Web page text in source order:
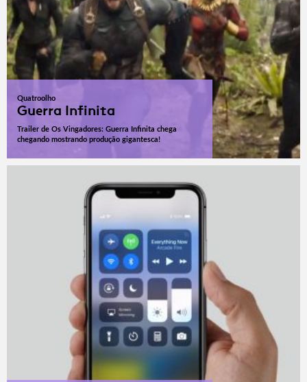
Quatroolho
Guerra Infinita
Trailer de Os Vingadores: Guerra Infinita chega
chegando mostrando produção gigantesca!